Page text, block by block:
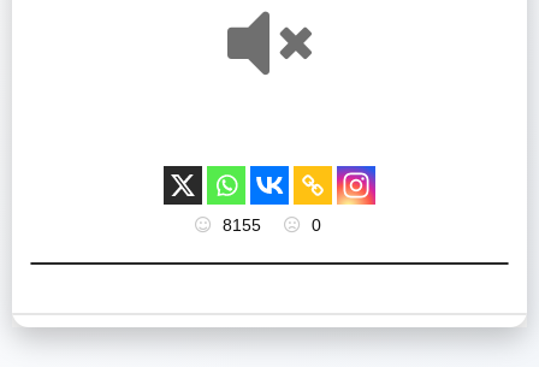
8155 0